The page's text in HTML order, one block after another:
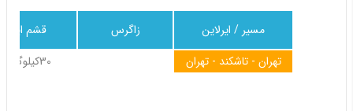
قشم ایر زاگرس
مسیر / ایرلاین
30کیلوگرم
تهران - تاشکند - تهران